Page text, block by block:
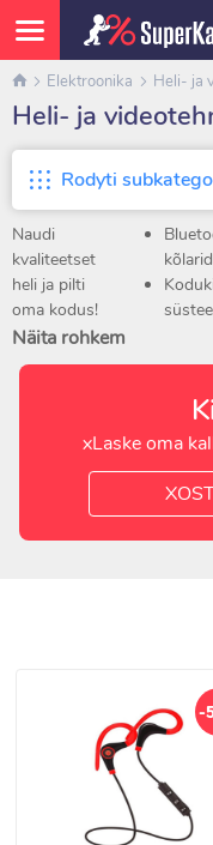
Elektroonika Heli- ja
Heli- ja
Rodyti
Naudi
kvaliteetset
heli ja pilti
oma kodus!
Kategooriast
„Heli- ja
vaatamiseks,
muusika
kõlarid
ja
Näita rohkem
xLaske oma
-